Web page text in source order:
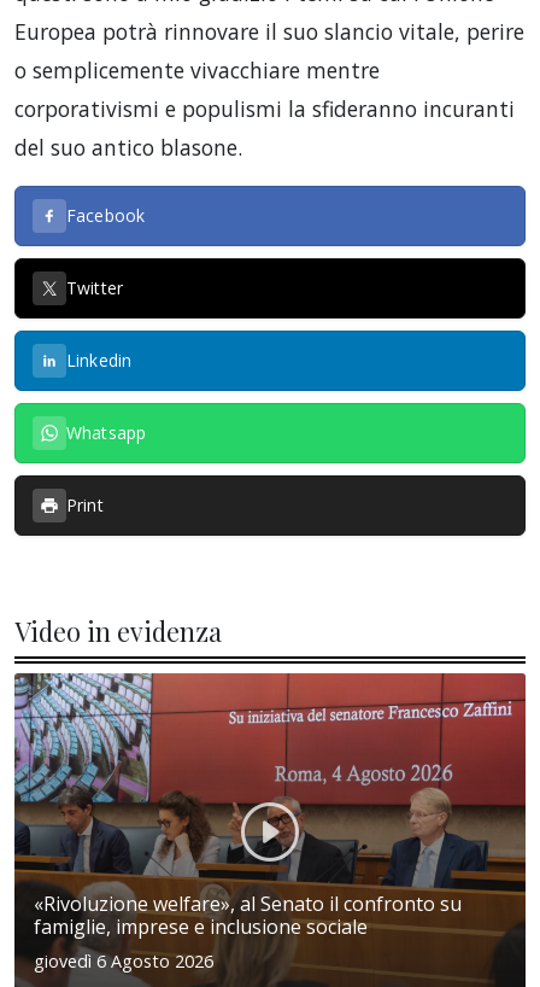
Europea potrà rinnovare il suo slancio vitale, perire
o semplicemente vivacchiare mentre
corporativismi e populismi la sfideranno incuranti
del suo antico blasone.
Facebook
Twitter
Linkedin
Whatsapp
Print
Video in evidenza
«Rivoluzione welfare», al Senato il confronto su
famiglie, imprese e inclusione sociale
giovedì 6 Agosto 2026